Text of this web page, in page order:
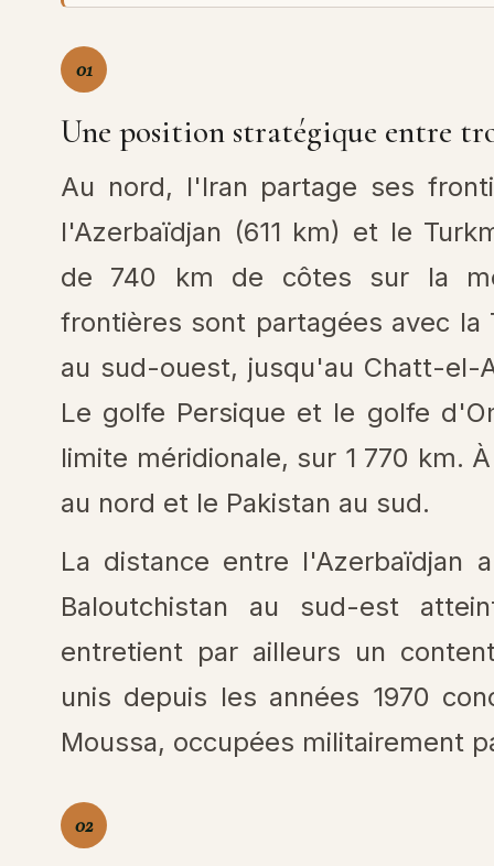
01
Une position stratégique entre
Au nord, l'Iran partage ses
l'Azerbaïdjan (611 km) et le
de 740 km de côtes sur la
frontières sont partagées avec
au sud-ouest, jusqu'au Chatt-el-
Le golfe Persique et le golfe
limite méridionale, sur 1 770 km.
au nord et le Pakistan au sud.
La distance entre l'Azerbaïdjan
Baloutchistan au sud-est
entretient par ailleurs un
unis depuis les années 1970
Moussa, occupées militairement
02